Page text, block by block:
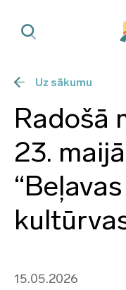
Uz sākumu
Radošā
23.
15.05.2026